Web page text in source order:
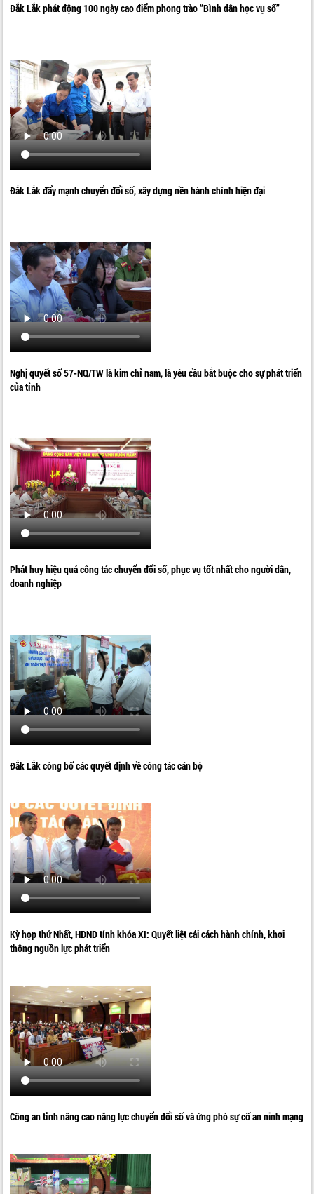
Đắk Lắk phát động 100 ngày cao điểm phong trào “Bình dân học vụ số”
Đắk Lắk đẩy mạnh chuyển đổi số, xây dựng nền hành chính hiện đại
Nghị quyết số 57-NQ/TW là kim chỉ nam, là yêu cầu bắt buộc cho sự phát triển
của tỉnh
Phát huy hiệu quả công tác chuyển đổi số, phục vụ tốt nhất cho người dân,
doanh nghiệp
Đắk Lắk công bố các quyết định về công tác cán bộ
Kỳ họp thứ Nhất, HĐND tỉnh khóa XI: Quyết liệt cải cách hành chính, khơi
thông nguồn lực phát triển
Công an tỉnh nâng cao năng lực chuyển đổi số và ứng phó sự cố an ninh mạng